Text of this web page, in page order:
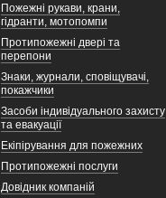
Пожежні рукави, крани,
гідранти, мотопомпи
Протипожежні двері та
перепони
Знаки, журнали, сповіщувачі,
покажчики
Засоби індивідуального захисту
та евакуації
Екіпірування для пожежних
Протипожежні послуги
Довідник компаній